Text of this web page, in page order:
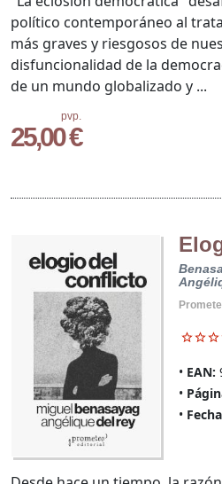
pvp.
25,00 €
político contemporáneo al
más graves y riesgosos de
disfuncionalidad de la
de un mundo globalizado y ...
EAN: